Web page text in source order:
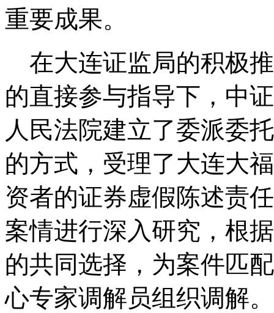
重要成果。
在大连证监局的积极
的直接参与指导下，中
人民法院建立了委派委
的方式，受理了大连大
资者的证券虚假陈述责
案情进行深入研究，根
的共同选择，为案件匹
心专家调解员组织调解